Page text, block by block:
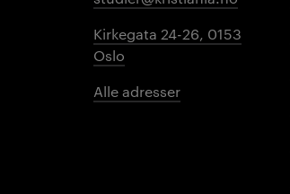
Kirkegata 24-26, 0153
Oslo
Alle adresser